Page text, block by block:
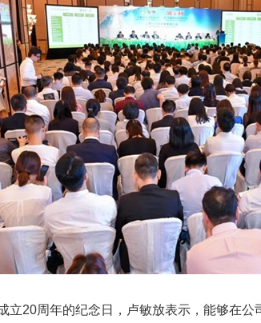
立20周年的纪念日，卢敏放表示，能够在